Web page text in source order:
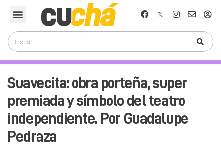
Suavecita: obra porteña, super
premiada y símbolo del teatro
independiente. Por Guadalupe
Pedraza